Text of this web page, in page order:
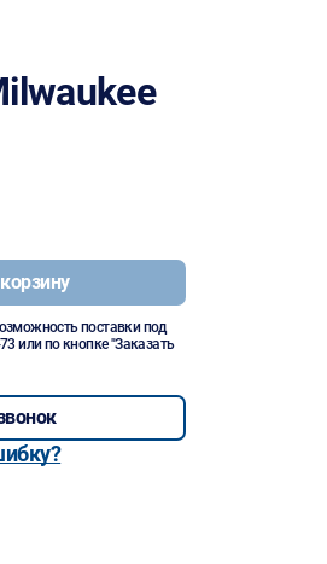
поставки под
или по кнопке "Заказать